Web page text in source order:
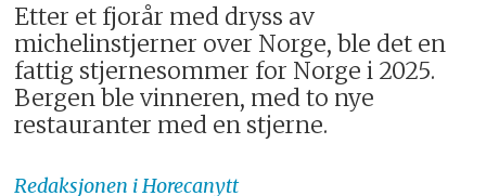
Etter et fjorår med dryss av
michelinstjerner over Norge, ble det en
fattig stjernesommer for Norge i 2025.
Bergen ble vinneren, med to nye
restauranter med en stjerne.
Redaksjonen i Horecanytt